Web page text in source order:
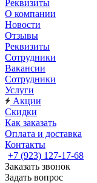
Реквизиты
О компании
Новости
Отзывы
Реквизиты
Сотрудники
Вакансии
Сотрудники
Услуги
Акции
Скидки
Как заказать
Оплата и доставка
Контакты
+7 (923) 127-17-68
Заказать звонок
Задать вопрос